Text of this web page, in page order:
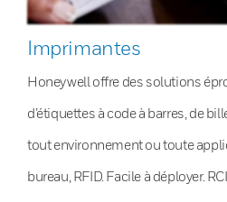
Imprimantes
Honeywell offre des solutions
d’étiquettes à code à barres, de
tout environnement ou toute
bureau, RFID. Facile à déployer.